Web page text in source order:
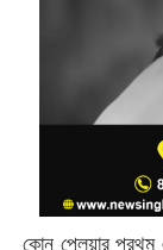
কোন প্লেয়ার প্রথম